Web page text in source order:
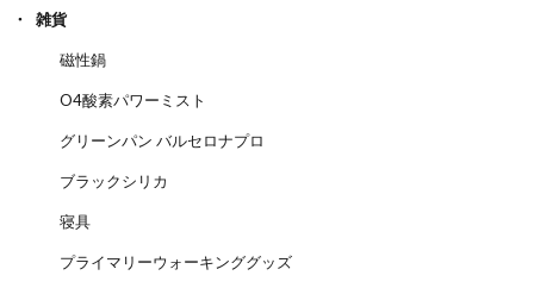
雑貨
磁性鍋
O4酸素パワーミスト
グリーンパン バルセロナプロ
ブラックシリカ
寝具
プライマリーウォーキンググッズ